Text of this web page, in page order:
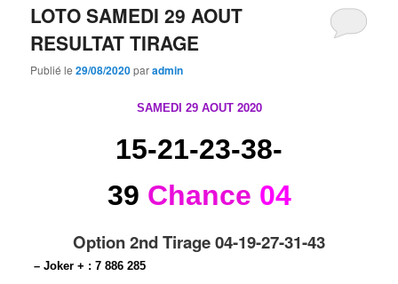
LOTO SAMEDI 29 AOUT
RESULTAT TIRAGE
Publié le29/08/2020paradmin
SAMEDI 29 AOUT 2020
15-21-23-38-
39 Chance 04
Option 2nd Tirage 04-19-27-31-43
– Joker + : 7 886 285